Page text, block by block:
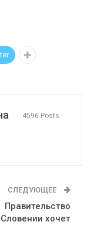
4596 Posts
СЛЕДУЮЩЕЕ
Правительство
Словении хочет